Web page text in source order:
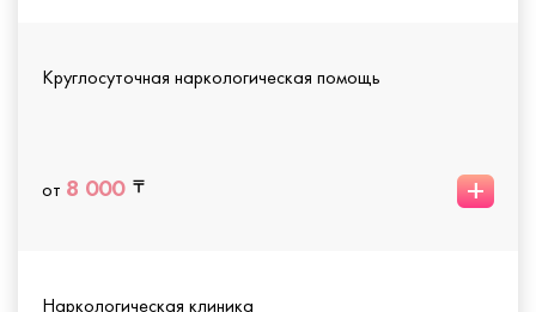
Круглосуточная наркологическая помощь
от 8 000 +
Наркологическая клиника